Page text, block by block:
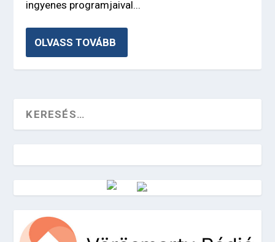
ingyenes programjaival...
OLVASS TOVÁBB
Vörösmarty Rádió